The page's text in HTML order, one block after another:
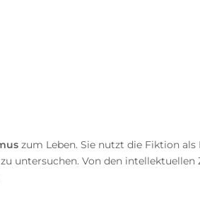
zum Leben. Sie nutzt die Fiktion
Von den intellektuellen